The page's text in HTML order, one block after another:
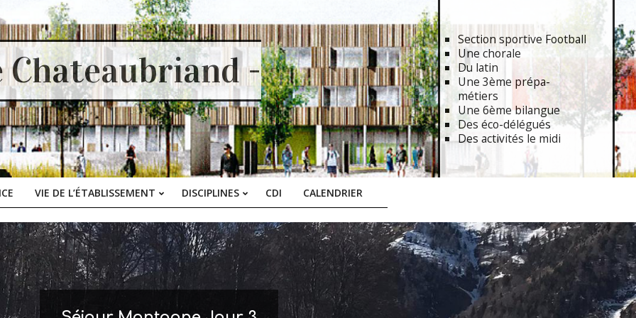
Chateaubriand -
Section sportive Football
Une chorale
Du latin
Une 3ème prépa-
métiers
Une 6ème bilangue
Des éco-délégués
Des activités le midi
Primary
Navigation
Menu
VIE DE L’ÉTABLISSEMENT DISCIPLINES CDI CALENDRIER